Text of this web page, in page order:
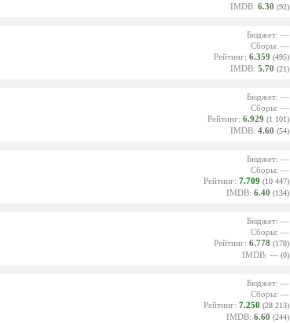
IMDB: 6.30 (92)
Бюджет: —
Сборы: —
Рейтинг: 6.359 (495)
IMDB: 5.70 (21)
Бюджет: —
Сборы: —
Рейтинг: 6.929 (1 101)
IMDB: 4.60 (54)
Бюджет: —
Сборы: —
Рейтинг: 7.709 (10 447)
IMDB: 6.40 (134)
Бюджет: —
Сборы: —
Рейтинг: 6.778 (178)
IMDB: — (0)
Бюджет: —
Сборы: —
Рейтинг: 7.250 (28 213)
IMDB: 6.60 (244)